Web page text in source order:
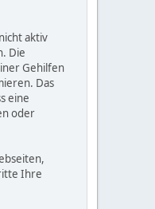
aktiv
Die
Gehilfen
Das
eine
oder
Ihre